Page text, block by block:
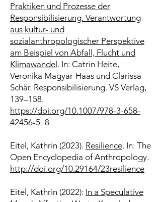
Praktiken und Prozesse der
Responsibilisierung. Verantwortung
aus kultur- und
sozialanthropologischer Perspektive
am Beispiel von Abfall, Flucht und
Klimawandel . In: Catrin Heite,
Veronika Magyar-Haas und Clarissa
Schär. Responsibilisierung. VS Verlag,
139–158.
https://doi.org/10.1007/978-3-658-
42456-5_8
Eitel, Kathrin (2023). Resilience. In: The
Open Encyclopedia of Anthropology.
http://doi.org/10.29164/23resilience
Eitel, Kathrin (2022): In a Speculative